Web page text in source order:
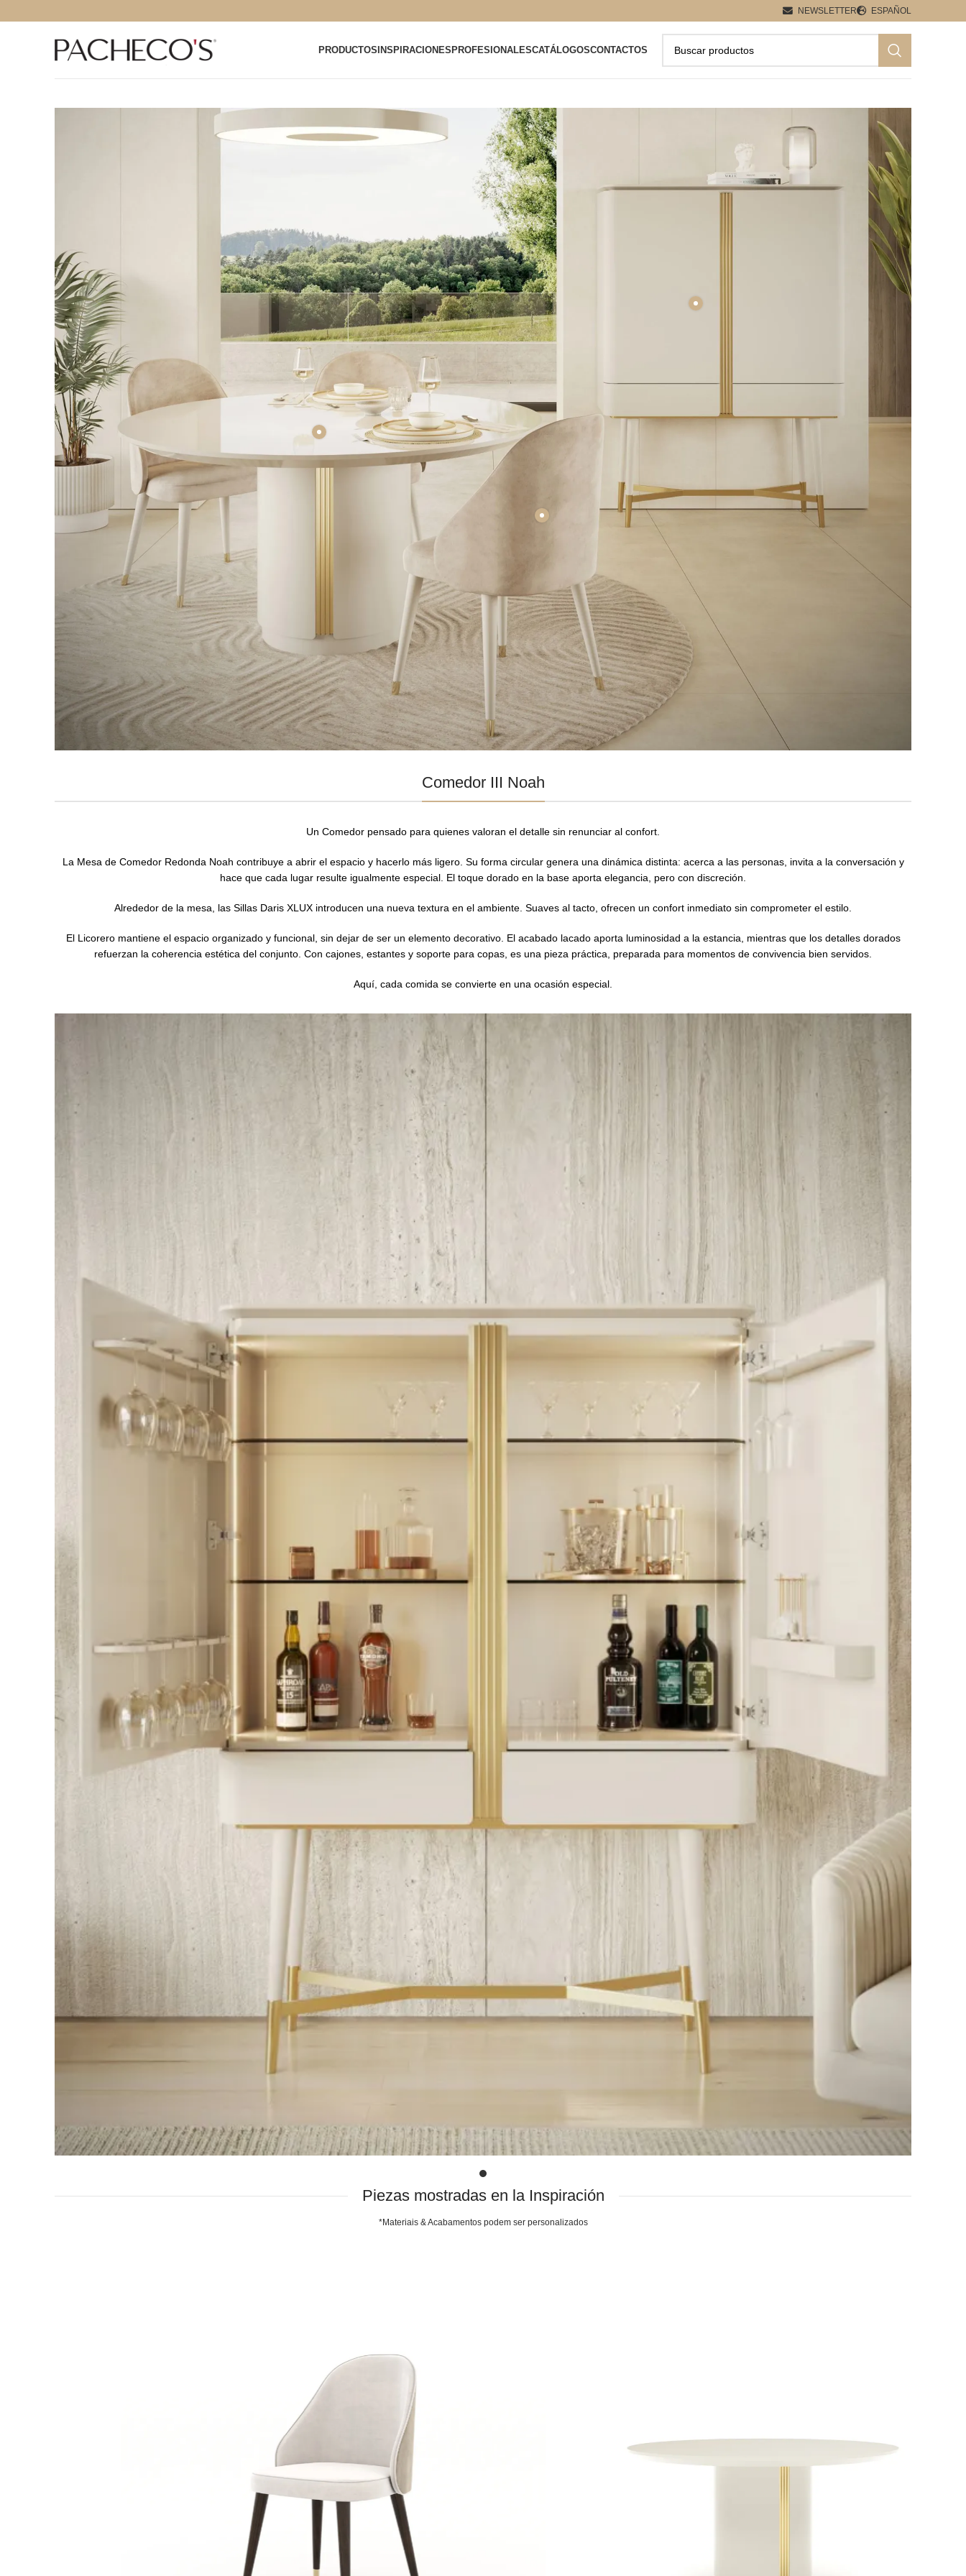
NEWSLETTER ESPAÑOL
PRODUCTOS INSPIRACIONES PROFESIONALESCATÁLOGOSCONTACTOS
Comedor III Noah
Un Comedor pensado para quienes valoran el detalle sin renunciar al confort.
La Mesa de Comedor Redonda Noah contribuye a abrir el espacio y hacerlo más ligero. Su forma circular genera una dinámica distinta: acerca a las personas, invita a la conversación y
hace que cada lugar resulte igualmente especial. El toque dorado en la base aporta elegancia, pero con discreción.
Alrededor de la mesa, las Sillas Daris XLUX introducen una nueva textura en el ambiente. Suaves al tacto, ofrecen un confort inmediato sin comprometer el estilo.
El Licorero mantiene el espacio organizado y funcional, sin dejar de ser un elemento decorativo. El acabado lacado aporta luminosidad a la estancia, mientras que los detalles dorados
refuerzan la coherencia estética del conjunto. Con cajones, estantes y soporte para copas, es una pieza práctica, preparada para momentos de convivencia bien servidos.
Aquí, cada comida se convierte en una ocasión especial.
Piezas mostradas en la Inspiración
*Materiais & Acabamentos podem ser personalizados